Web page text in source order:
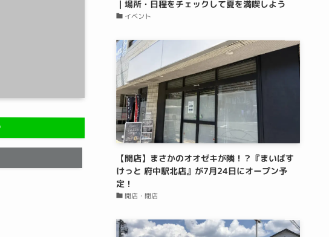
｜場所・日程をチェックして夏を満喫しよう
イベント
【開店】まさかのオオゼキが隣！？『まいばす
けっと 府中駅北店』が7月24日にオープン予
定！
開店・閉店